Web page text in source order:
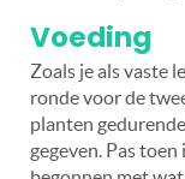
Voeding
Zoals je als vaste
ronde voor de
planten
gegeven. Pas